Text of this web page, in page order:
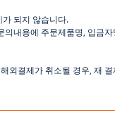
가 되지 않습니다.
의내용에 주문제품명 입금자
해외결제가취소될 경우 재 결